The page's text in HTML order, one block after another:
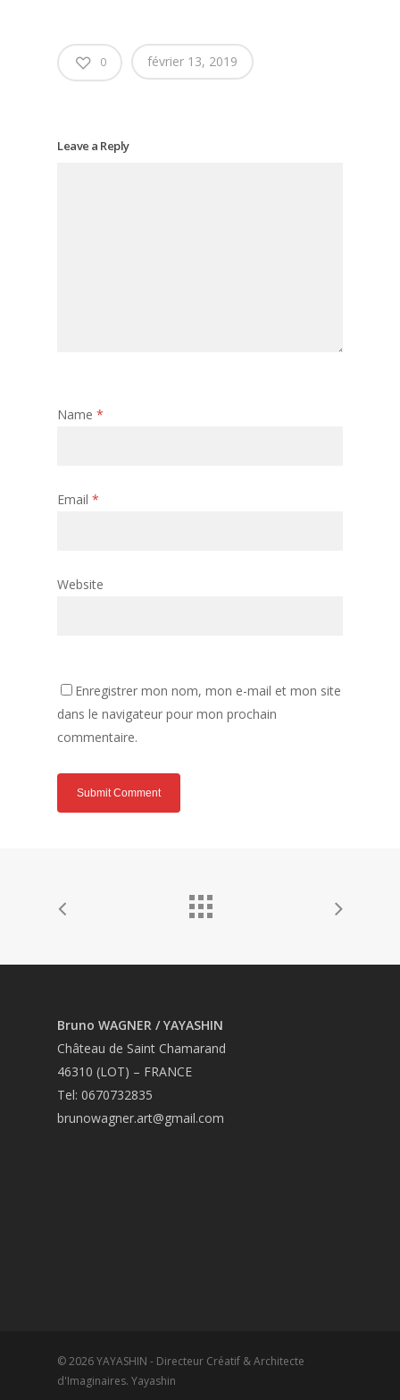
0 février 13, 2019
Leave a Reply
Name *
Email *
Website
Enregistrer mon nom, mon e-mail et mon site
dans le navigateur pour mon prochain
commentaire.
Bruno WAGNER / YAYASHIN
Château de Saint Chamarand
46310 (LOT) – FRANCE
Tel: 0670732835
brunowagner.art@gmail.com
© 2026 YAYASHIN - Directeur Créatif & Architecte
d'Imaginaires. Yayashin